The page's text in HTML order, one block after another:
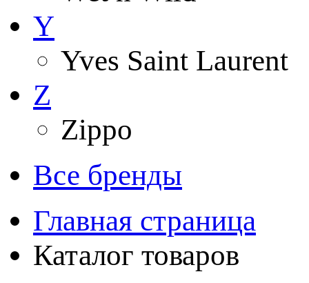
Y
Yves Saint Laurent
Z
Zippo
Все бренды
Главная страница
Каталог товаров